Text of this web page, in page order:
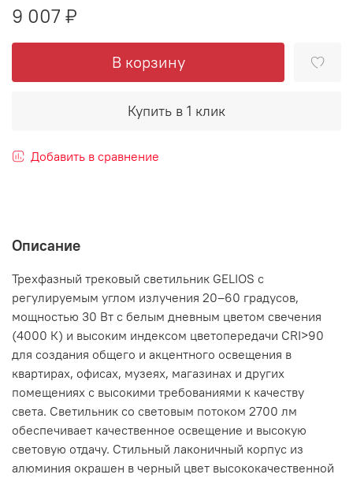
9 007 ₽
В корзину
Купить в 1 клик
Добавить в сравнение
Описание
Трехфазный трековый светильник GELIOS с
регулируемым углом излучения 20–60 градусов,
мощностью 30 Вт с белым дневным цветом свечения
(4000 К) и высоким индексом цветопередачи CRI>90
для создания общего и акцентного освещения в
квартирах, офисах, музеях, магазинах и других
помещениях с высокими требованиями к качеству
света. Светильник со световым потоком 2700 лм
обеспечивает качественное освещение и высокую
световую отдачу. Стильный лаконичный корпус из
алюминия окрашен в черный цвет высококачественной